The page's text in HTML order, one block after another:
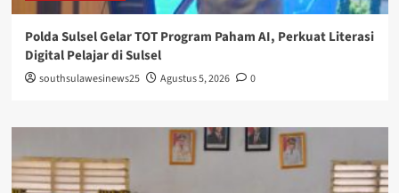
Polda Sulsel Gelar TOT Program Paham AI, Perkuat Literasi
Digital Pelajar di Sulsel
southsulawesinews25 Agustus 5, 2026 0